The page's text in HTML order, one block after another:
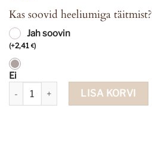
Kas soovid heeliumiga täitmist?
Jah soovin
(+2,41 €)
Ei
Õhupall nahkhiired must kogus
LISA KORVI